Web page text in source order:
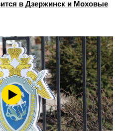
в Дзержинск и Моховые